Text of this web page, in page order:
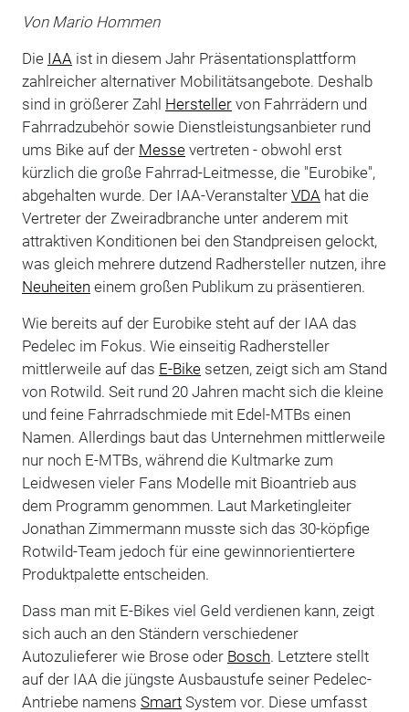
Von Mario Hommen
Die IAA ist in diesem Jahr Präsentationsplattform
zahlreicher alternativer Mobilitätsangebote. Deshalb
sind in größerer Zahl Herstellervon Fahrrädern und
Fahrradzubehör sowie Dienstleistungsanbieter rund
ums Bike auf der Messevertreten - obwohl erst
kürzlich die große Fahrrad-Leitmesse, die "Eurobike",
abgehalten wurde. Der IAA-Veranstalter VDA hat die
Vertreter der Zweiradbranche unter anderem mit
attraktiven Konditionen bei den Standpreisen gelockt,
was gleich mehrere dutzend Radhersteller nutzen, ihre
Neuheiten einem großen Publikum zu präsentieren.
Wie bereits auf der Eurobike steht auf der IAA das
Pedelec im Fokus. Wie einseitig Radhersteller
mittlerweile auf das E-Bikesetzen, zeigt sich am Stand
von Rotwild. Seit rund 20 Jahren macht sich die kleine
und feine Fahrradschmiede mit Edel-MTBs einen
Namen. Allerdings baut das Unternehmen mittlerweile
nur noch E-MTBs, während die Kultmarke zum
Leidwesen vieler Fans Modelle mit Bioantrieb aus
dem Programm genommen. Laut Marketingleiter
Jonathan Zimmermann musste sich das 30-köpfige
Rotwild-Team jedoch für eine gewinnorientiertere
Produktpalette entscheiden.
Dass man mit E-Bikes viel Geld verdienen kann, zeigt
sich auch an den Ständern verschiedener
Autozulieferer wie Brose oder Bosch. Letztere stellt
auf der IAA die jüngste Ausbaustufe seiner Pedelec-
Antriebe namens SmartSystem vor. Diese umfasst